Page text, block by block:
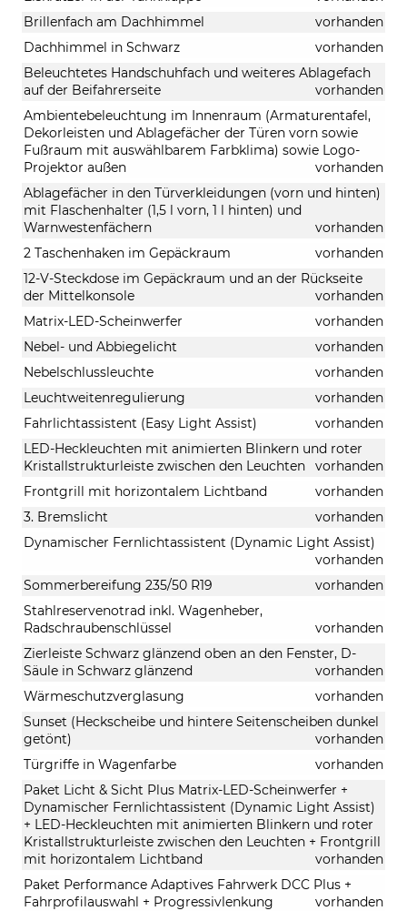
Brillenfach am Dachhimmel
vorhanden
Dachhimmel in Schwarz
vorhanden
Beleuchtetes Handschuhfach und weiteres Ablagefach
auf der Beifahrerseite
vorhanden
Ambientebeleuchtung im Innenraum (Armaturentafel,
Dekorleisten und Ablagefächer der Türen vorn sowie
Fußraum mit auswählbarem Farbklima) sowie Logo-
Projektor außen
vorhanden
Ablagefächer in den Türverkleidungen (vorn und hinten)
mit Flaschenhalter (1,5 l vorn, 1 l hinten) und
Warnwestenfächern
vorhanden
2 Taschenhaken im Gepäckraum
vorhanden
12-V-Steckdose im Gepäckraum und an der Rückseite
der Mittelkonsole
vorhanden
Matrix-LED-Scheinwerfer
vorhanden
Nebel- und Abbiegelicht
vorhanden
Nebelschlussleuchte
vorhanden
Leuchtweitenregulierung
vorhanden
Fahrlichtassistent (Easy Light Assist)
vorhanden
LED-Heckleuchten mit animierten Blinkern und roter
Kristallstrukturleiste zwischen den Leuchten
vorhanden
Frontgrill mit horizontalem Lichtband
vorhanden
3. Bremslicht
vorhanden
Dynamischer Fernlichtassistent (Dynamic Light Assist)
vorhanden
Sommerbereifung 235/50 R19
vorhanden
Stahlreservenotrad inkl. Wagenheber,
Radschraubenschlüssel
vorhanden
Zierleiste Schwarz glänzend oben an den Fenster, D-
Säule in Schwarz glänzend
vorhanden
Wärmeschutzverglasung
vorhanden
Sunset (Heckscheibe und hintere Seitenscheiben dunkel
getönt)
vorhanden
Türgriffe in Wagenfarbe
vorhanden
Paket Licht & Sicht Plus Matrix-LED-Scheinwerfer +
Dynamischer Fernlichtassistent (Dynamic Light Assist)
+ LED-Heckleuchten mit animierten Blinkern und roter
Kristallstrukturleiste zwischen den Leuchten + Frontgrill
mit horizontalem Lichtband
vorhanden
Paket Performance Adaptives Fahrwerk DCC Plus +
Fahrprofilauswahl + Progressivlenkung
vorhanden